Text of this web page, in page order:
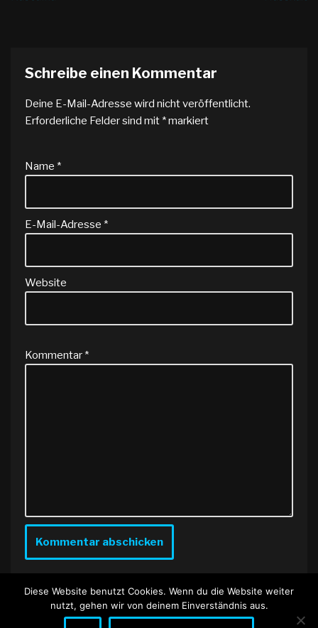
Schreibe einen Kommentar
Deine E-Mail-Adresse wird nicht veröffentlicht.
Erforderliche Felder sind mit *markiert
Name *
E-Mail-Adresse *
Website
Kommentar *
Diese Website benutzt Cookies. Wenn du die Website weiter
nutzt, gehen wir von deinem Einverständnis aus.